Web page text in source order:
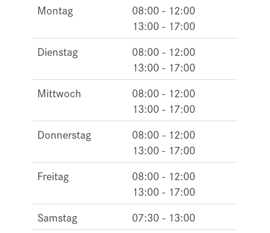
Montag
08:00 - 12:00
13:00 - 17:00
Dienstag
08:00 - 12:00
13:00 - 17:00
Mittwoch
08:00 - 12:00
13:00 - 17:00
Donnerstag
08:00 - 12:00
13:00 - 17:00
Freitag
08:00 - 12:00
13:00 - 17:00
Samstag
07:30 - 13:00